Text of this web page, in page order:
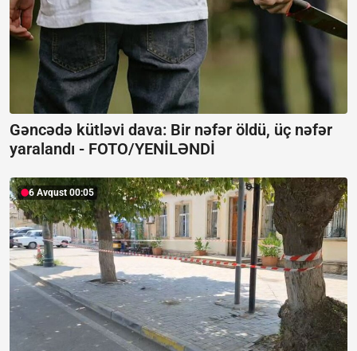
Gəncədə kütləvi dava: Bir nəfər öldü, üç nəfər
yaralandı - FOTO/YENİLƏNDİ
6 Avqust 00:05